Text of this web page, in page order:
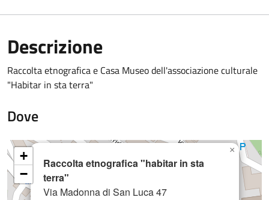
Descrizione
Raccolta etnografica e Casa Museo dell'associazione culturale
"Habitar in sta terra"
Dove
Raccolta etnografica "habitar in sta
terra"
Via Madonna di San Luca 47
×
+
−